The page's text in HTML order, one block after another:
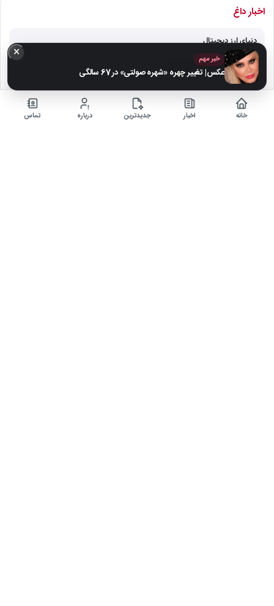
اخبار داغ
دنیای ارز دیجیتال
سرگرمی و فیلم، سریال و بازی
اخبار ایران
مرجع ورزش و فوتبال
× خبر مهم
عکس| تغییر چهره «شهره صولتی» در 67 سالگی
خانه اخبار جدیدترین درباره تماس